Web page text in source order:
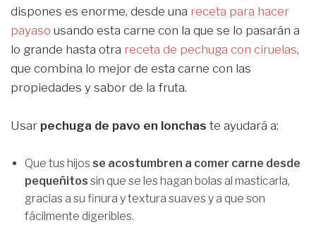
dispones es enorme, desde una receta para hacer
payaso usando esta carne con la que se lo pasarán a
lo grande hasta otra receta de pechuga con ciruelas,
que combina lo mejor de esta carne con las
propiedades y sabor de la fruta.
Usar pechuga de pavo en lonchas te ayudará a:
Que tus hijos se acostumbren a comer carne desde
pequeñitos sin que se les hagan bolas al masticarla,
gracias a su finura y textura suaves y a que son
fácilmente digeribles.